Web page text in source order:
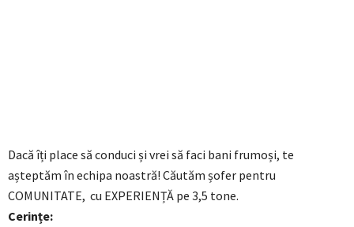
Dacă îți place să conduci și vrei să faci bani frumoși, te
așteptăm în echipa noastră! Căutăm șofer pentru
COMUNITATE, cu EXPERIENȚĂ pe 3,5 tone.
Cerințe: